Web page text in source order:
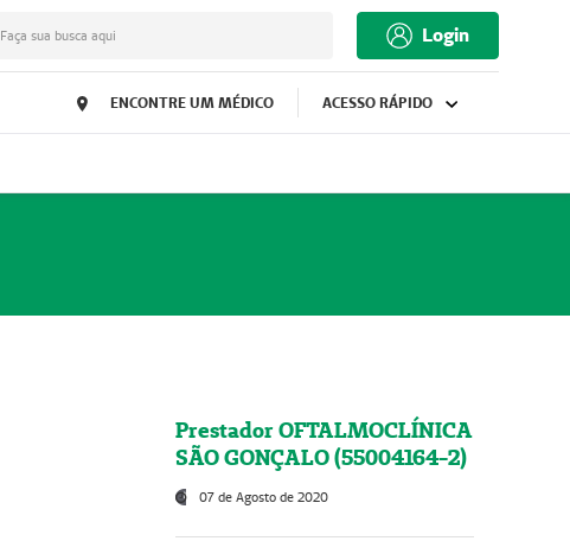
Faça sua busca aqui Login
ENCONTRE UM MÉDICO ACESSO RÁPIDO
Prestador OFTALMOCLÍNICA
SÃO GONÇALO (55004164-2)
07 de Agosto de 2020